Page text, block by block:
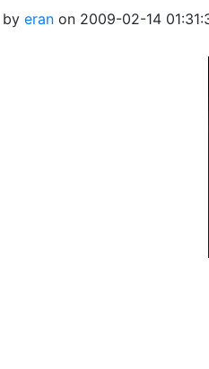
by eran on 2009-02-14